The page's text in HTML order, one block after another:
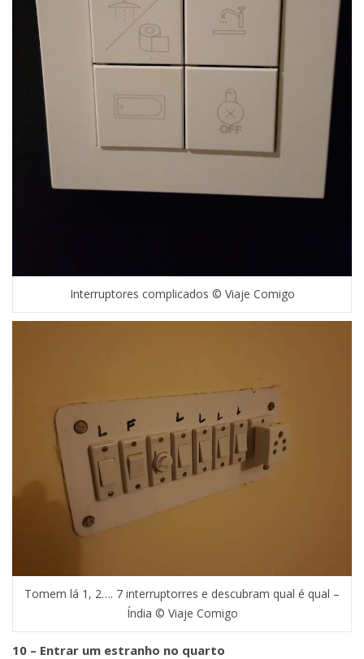
Interruptores complicados © Viaje Comigo
Tomem lá 1, 2…. 7 interruptorres e descubram qual é qual –
Índia © Viaje Comigo
10 – Entrar um estranho no quarto